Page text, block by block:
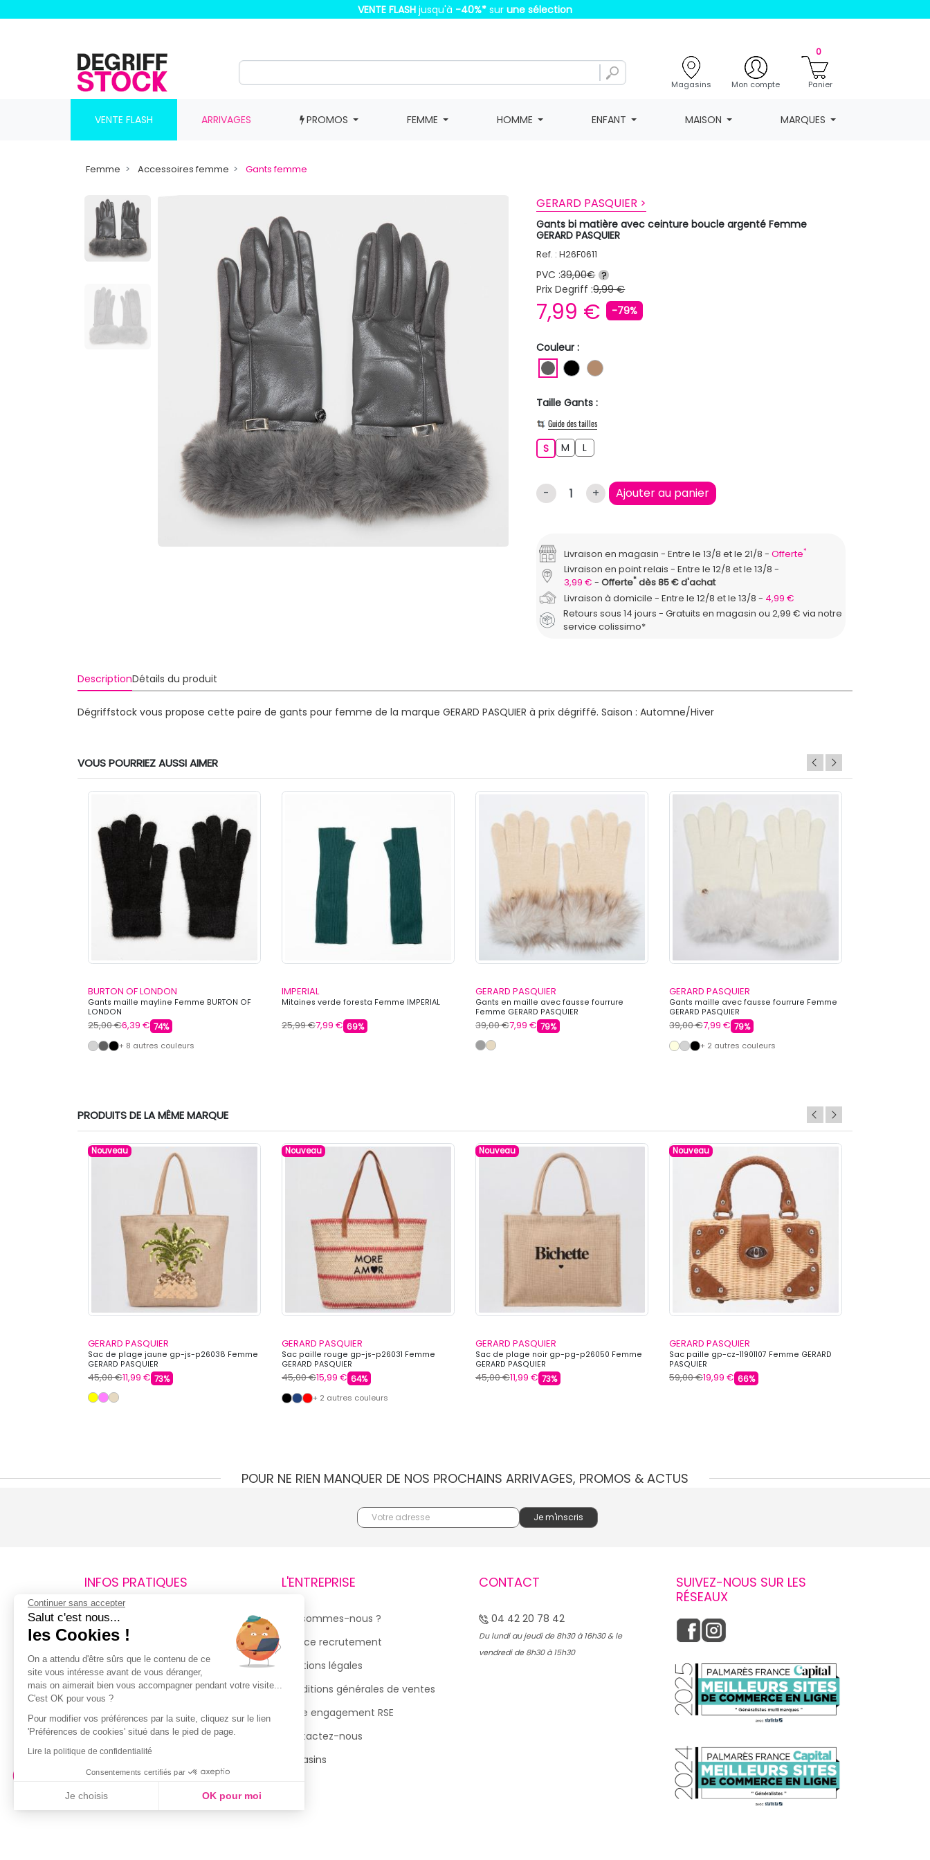
VENTE FLASH jusqu'à -40%* sur une sélection
Magasins Mon compte
0
Panier
VENTE FLASH ARRIVAGES PROMOS FEMME HOMME ENFANT MAISON MARQUES
Femme Accessoires femme Gants femme
GERARD PASQUIER >
Gants bi matière avec ceinture boucle argenté Femme
GERARD PASQUIER
Ref. : H26F0611
PVC :39,00€ ?
Prix Degriff :9,99 €
7,99 € -79%
Couleur :
GRIS FONCE
NOIRMARRON CLAIR
Taille Gants :
Guide des tailles
SS M LL
- + Ajouter au panier
Livraison en magasin Entre le 13/8 et le 21/8 Offerte*
Livraison en point relais
Entre le 12/8 et le 13/8
3,99 €
Offerte*dès 85 € d'achat
Livraison à domicile
Entre le 12/8 et le 13/8
4,99 €
Retours sous 14 jours - Gratuits en magasin ou 2,99 € via notre
service colissimo*
DescriptionDétails du produit
Dégriffstock vous propose cette paire de gants pour femme de la marque GERARD PASQUIER à prix dégriffé. Saison : Automne/Hiver
VOUS POURRIEZ AUSSI AIMER
BURTON OF LONDON
Gants maille mayline Femme BURTON OF
LONDON
25,00 €6,39 € 74%
+ 8 autres couleurs
IMPERIAL
Mitaines verde foresta Femme IMPERIAL
25,99 €7,99 € 69%
GERARD PASQUIER
Gants en maille avec fausse fourrure
Femme GERARD PASQUIER
39,00 €7,99 € 79%
GERARD PASQUIER
Gants maille avec fausse fourrure Femme
GERARD PASQUIER
39,00 €7,99 € 79%
+ 2 autres couleurs
PRODUITS DE LA MÊME MARQUE
Nouveau
GERARD PASQUIER
Sac de plage jaune gp-js-p26038 Femme
GERARD PASQUIER
45,00 €11,99 € 73%
Nouveau
GERARD PASQUIER
Sac paille rouge gp-js-p26031 Femme
GERARD PASQUIER
45,00 €15,99 € 64%
+ 2 autres couleurs
Nouveau
GERARD PASQUIER
Sac de plage noir gp-pg-p26050 Femme
GERARD PASQUIER
45,00 €11,99 € 73%
Nouveau
GERARD PASQUIER
Sac paille gp-cz-11901107 Femme GERARD
PASQUIER
59,00 €19,99 € 66%
POUR NE RIEN MANQUER DE NOS PROCHAINS ARRIVAGES, PROMOS & ACTUS
INFOS PRATIQUES
Retours et remboursements
Suivi de commande
Livraisons
Guide des tailles
Politique de confidentialité
Conditions générales d’utilisation
de la Carte de Fidélité
L'ENTREPRISE
Qui sommes-nous ?
Espace recrutement
Mentions légales
Conditions générales de ventes
Notre engagement RSE
Contactez-nous
Magasins
CONTACT
04 42 20 78 42
Du lundi au jeudi de 8h30 à 16h30 & le
vendredi de 8h30 à 15h30
SUIVEZ-NOUS SUR LES
RÉSEAUX
Continuer sans accepter
Salut c'est nous...
les Cookies !
On a attendu d'être sûrs que le contenu de ce
site vous intéresse avant de vous déranger,
mais on aimerait bien vous accompagner pendant votre visite...
C'est OK pour vous ?
Pour modifier vos préférences par la suite, cliquez sur le lien
'Préférences de cookies' situé dans le pied de page.
Lire la politique de confidentialité
Consentements certifiés par
Je choisis OK pour moi